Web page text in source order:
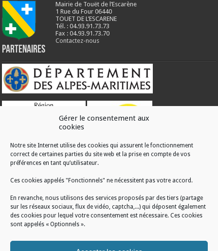
Gérer le consentement aux
cookies
Notre site Internet utilise des cookies qui assurent le fonctionnement
correct de certaines parties du site web et la prise en compte de vos
préférences en tant qu’utilisateur.
Ces cookies appelés "Fonctionnels" ne nécessitent pas votre accord.
En revanche, nous utilisons des services proposés par des tiers (partage
sur les réseaux sociaux, flux de vidéo, captcha,...) qui déposent également
des cookies pour lequel votre consentement est nécessaire. Ces cookies
sont appelés « Optionnels ».
Mairie de Touët de l’Escarène
1 Rue du Four 06440
TOUET DE L’ESCARENE
Tél. : 04.93.91.73.73
Fax : 04.93.91.73.70
Contactez-nous
Partenaires
RÉALISATION